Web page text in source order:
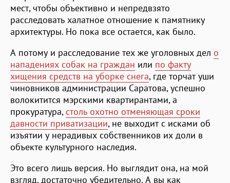
мест, чтобы объективно и непредвзято
расследовать халатное отношение к памятнику
архитектуры. Но пока все остается, как было.
А потому и расследование тех же уголовных дел о
нападениях собак на граждан или по факту
хищения средств на уборке снега, где торчат уши
чиновников администрации Саратова, успешно
волокитится мэрскими квартирантами, а
прокуратура, столь охотно отменяющая сроки
давности приватизации, не выходит с исками об
изъятии у нерадивых собственников их доли в
объекте культурного наследия.
Это всего лишь версия. Но выглядит она, на мой
взгляд, достаточно убедительно. А вы как